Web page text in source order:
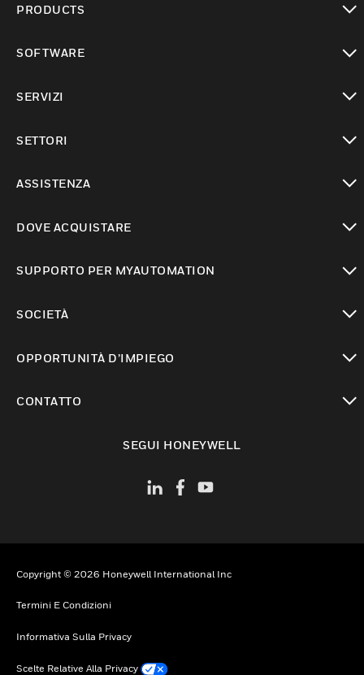
PRODUCTS
SOFTWARE
SERVIZI
SETTORI
ASSISTENZA
DOVE ACQUISTARE
SUPPORTO PER MYAUTOMATION
SOCIETÀ
OPPORTUNITÀ D’IMPIEGO
CONTATTO
SEGUI HONEYWELL
Copyright © 2026 Honeywell International Inc
Termini E Condizioni
Informativa Sulla Privacy
Scelte Relative Alla Privacy